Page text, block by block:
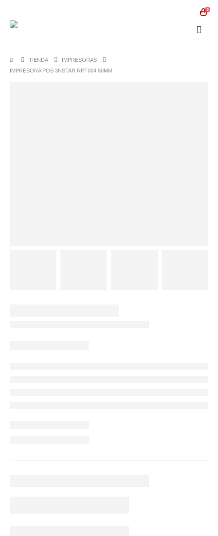
0
TIENDA
IMPRESORAS
IMPRESORA POS 3NSTAR RPT004 80MM